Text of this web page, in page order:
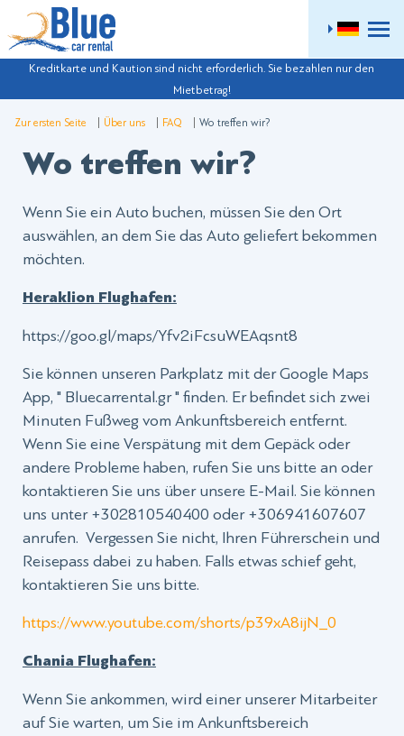
Kreditkarte und Kaution sind nicht erforderlich. Sie bezahlen nur den
Mietbetrag!
Zur ersten Seite Über uns FAQ Wo treffen wir?
Wo treffen wir?
Wenn Sie ein Auto buchen, müssen Sie den Ort
auswählen, an dem Sie das Auto geliefert bekommen
möchten.
Heraklion Flughafen:
https://goo.gl/maps/Yfv2iFcsuWEAqsnt8
Sie können unseren Parkplatz mit der Google Maps
App, " Bluecarrental.gr " finden. Er befindet sich zwei
Minuten Fußweg vom Ankunftsbereich entfernt.
Wenn Sie eine Verspätung mit dem Gepäck oder
andere Probleme haben, rufen Sie uns bitte an oder
kontaktieren Sie uns über unsere E-Mail. Sie können
uns unter +302810540400 oder +306941607607
anrufen. Vergessen Sie nicht, Ihren Führerschein und
Reisepass dabei zu haben. Falls etwas schief geht,
kontaktieren Sie uns bitte.
https://www.youtube.com/shorts/p39xA8ijN_0
Chania Flughafen:
Wenn Sie ankommen, wird einer unserer Mitarbeiter
auf Sie warten, um Sie im Ankunftsbereich